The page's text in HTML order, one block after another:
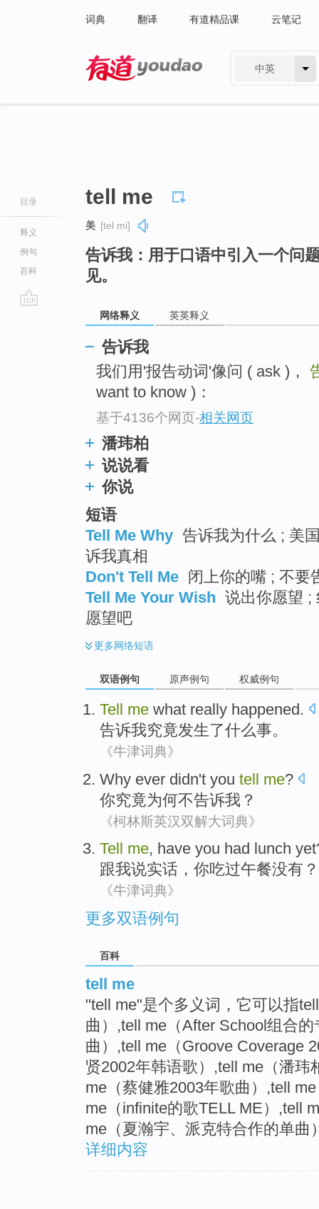
词典 翻译 有道精品课 云笔记
中英
目录
释义
例句
百科
tell me
美 [tel mi]
告诉我：用于口语中引入一个问
见。
网络释义 英英释义
告诉我
我们用'报告动词'像问 ( ask )，
want to know )：
基于4136个网页-相关网页
潘玮柏
说说看
你说
短语
Tell Me Why 告诉我为什么 ; 美
诉我真相
Don't Tell Me 闭上你的嘴 ; 不要
Tell Me Your Wish 说出你愿望 ;
愿望吧
更多网络短语
双语例句 原声例句 权威例句
Tell me what really happened.
告诉我究竟发生了什么事。
《牛津词典》
Why ever didn't you tell me?
你究竟为何不告诉我？
《柯林斯英汉双解大词典》
Tell me, have you had lunch yet
跟我说实话， 你吃过午餐没有？
《牛津词典》
更多双语例句
百科
tell me
"tell me"是个多义词，它可以指
曲）,tell me（After School组合
曲）,tell me（Groove Coverage
贤2002年韩语歌）,tell me（潘玮
me（蔡健雅2003年歌曲）,tell
me（infinite的歌TELL ME）,tell
me（夏瀚宇、派克特合作的单曲
详细内容